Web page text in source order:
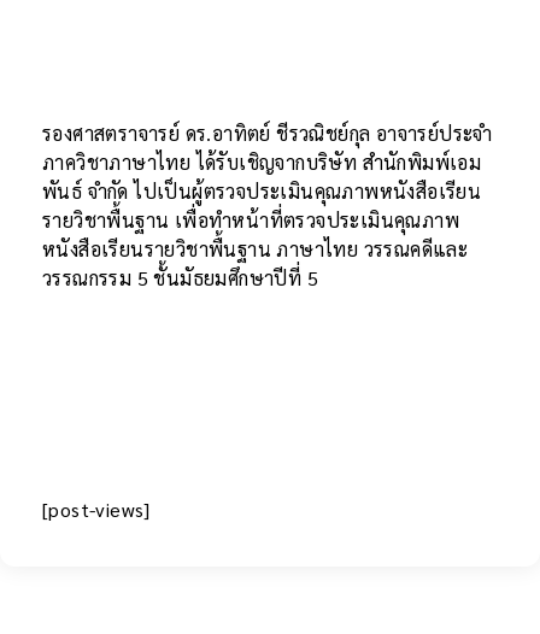
รองศาสตราจารย์ ดร.อาทิตย์ ชีรวณิชย์กุล อาจารย์ประจำ
ภาควิชาภาษาไทย ได้รับเชิญจากบริษัท สำนักพิมพ์เอม
พันธ์ จำกัด ไปเป็นผู้ตรวจประเมินคุณภาพหนังสือเรียน
รายวิชาพื้นฐาน เพื่อทำหน้าที่ตรวจประเมินคุณภาพ
หนังสือเรียนรายวิชาพื้นฐาน ภาษาไทย วรรณคดีและ
วรรณกรรม 5 ชั้นมัธยมศึกษาปีที่ 5
[post-views]